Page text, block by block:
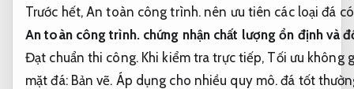
Trước hết, An toàn công trình. nên ưu tiên các loại đá
An toàn công trình.chứng nhận chất lượng ổn định và
Đạt chuẩn thi công.Khi kiểm tra trực tiếp, Tối ưu không
mặt đá: Bản vẽ. Áp dụng cho nhiều quy mô. đá tốt